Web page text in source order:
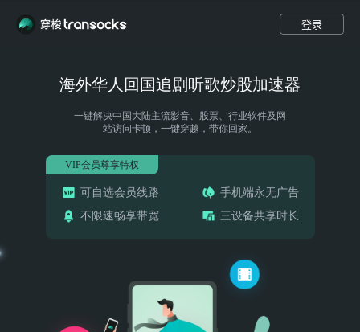
登录
海外华人回国追剧听歌炒股加速器
一键解决中国大陆主流影音、股票、行业软件及网
站访问卡顿，一键穿越，带你回家。
VIP会员尊享特权
可自选会员线路
手机端永无广告
不限速畅享带宽
三设备共享时长